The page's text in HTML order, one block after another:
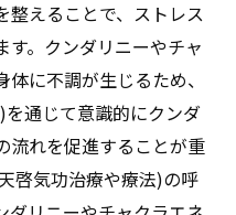
や療法)がもたらすリ
気功治療(天啓気功治
す気功治療(天啓気功
整えることで、ストレス
。クンダリニーやチャ
に不調が生じるため、
通じて意識的にクンダ
流れを促進することが重
啓気功治療や療法)の呼